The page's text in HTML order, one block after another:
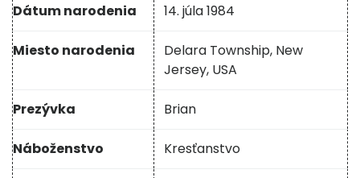
Dátum narodenia 14. júla 1984
Miesto narodenia
Delara Township, New
Jersey, USA
Prezývka Brian
Náboženstvo Kresťanstvo